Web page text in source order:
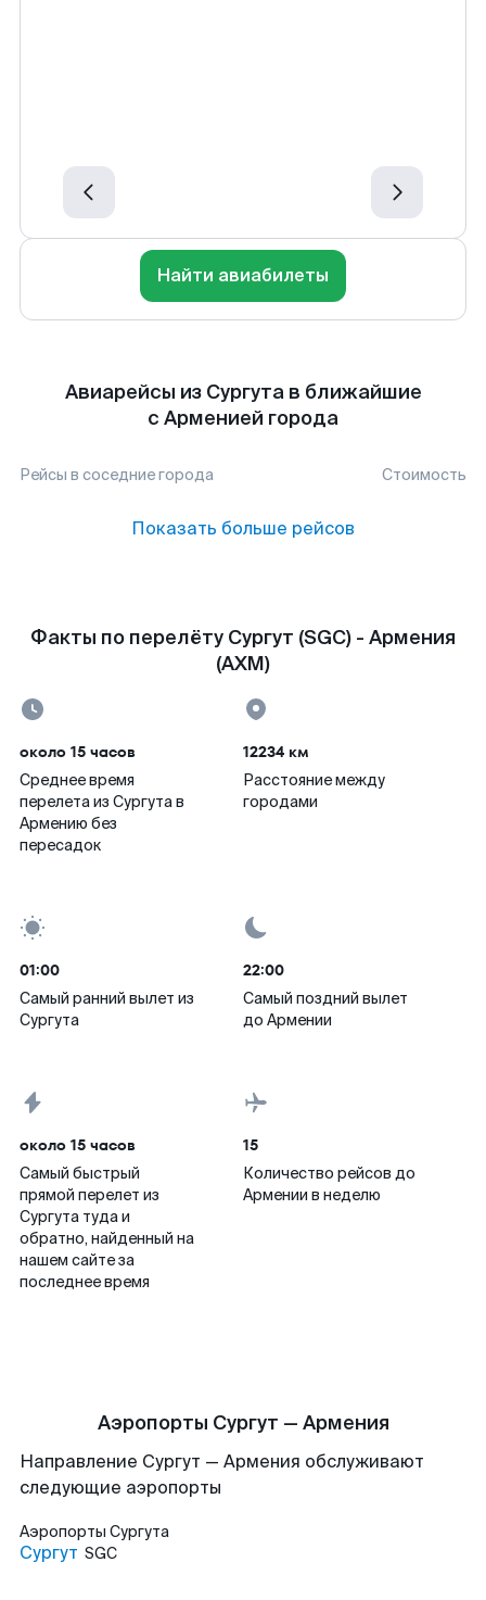
Найти авиабилеты
Авиарейсы из Сургута в ближайшие
с Арменией города
Рейсы в соседние города Стоимость
Показать больше рейсов
Факты по перелёту Сургут (SGC) - Армения
(AXM)
около 15 часов
Среднее время
перелета из Сургута в
Армению без
пересадок
12234 км
Расстояние между
городами
01:00
Самый ранний вылет из
Сургута
22:00
Самый поздний вылет
до Армении
около 15 часов
Самый быстрый
прямой перелет из
Сургута туда и
обратно, найденный на
нашем сайте за
последнее время
15
Количество рейсов до
Армении в неделю
Аэропорты Сургут — Армения
Направление Сургут — Армения обслуживают
следующие аэропорты
Аэропорты Сургута
Сургут SGC